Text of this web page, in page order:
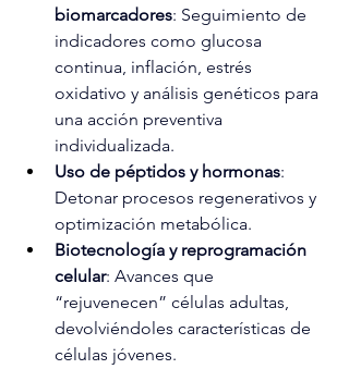
biomarcadores: Seguimiento de
indicadores como glucosa
continua, inflación, estrés
oxidativo y análisis genéticos para
una acción preventiva
individualizada.
Uso de péptidos y hormonas:
Detonar procesos regenerativos y
optimización metabólica.
Biotecnología y reprogramación
celular: Avances que
“rejuvenecen” células adultas,
devolviéndoles características de
células jóvenes.